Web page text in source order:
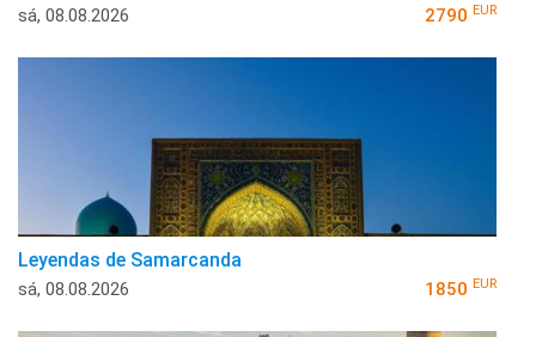
sá, 08.08.2026 2790 EUR
Leyendas de Samarcanda
sá, 08.08.2026 1850 EUR